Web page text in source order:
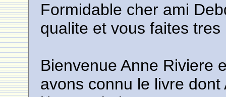
Formidable cher ami
qualite et vous faites
Bienvenue Anne Riviere
avons connu le livre